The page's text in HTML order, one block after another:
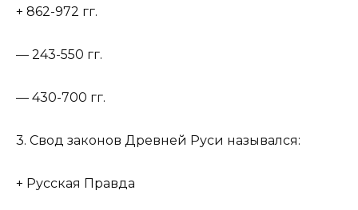
+ 862-972 гг.
— 243-550 гг.
— 430-700 гг.
3. Свод законов Древней Руси назывался:
+ Русская Правда